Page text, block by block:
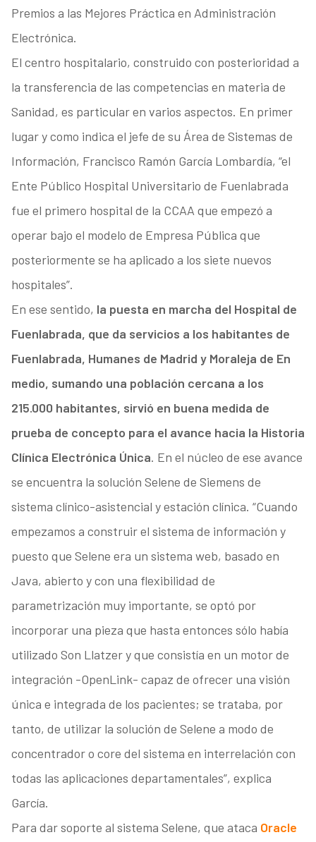
Premios a las Mejores Práctica en Administración
Electrónica.
El centro hospitalario, construido con posterioridad a
la transferencia de las competencias en materia de
Sanidad, es particular en varios aspectos. En primer
lugar y como indica el jefe de su Área de Sistemas de
Información, Francisco Ramón García Lombardía, “el
Ente Público Hospital Universitario de Fuenlabrada
fue el primero hospital de la CCAA que empezó a
operar bajo el modelo de Empresa Pública que
posteriormente se ha aplicado a los siete nuevos
hospitales”.
En ese sentido, la puesta en marcha del Hospital de
Fuenlabrada, que da servicios a los habitantes de
Fuenlabrada, Humanes de Madrid y Moraleja de En
medio, sumando una población cercana a los
215.000 habitantes, sirvió en buena medida de
prueba de concepto para el avance hacia la Historia
Clínica Electrónica Única. En el núcleo de ese avance
se encuentra la solución Selene de Siemens de
sistema clínico-asistencial y estación clínica. “Cuando
empezamos a construir el sistema de información y
puesto que Selene era un sistema web, basado en
Java, abierto y con una flexibilidad de
parametrización muy importante, se optó por
incorporar una pieza que hasta entonces sólo había
utilizado Son Llatzer y que consistía en un motor de
integración -OpenLink- capaz de ofrecer una visión
única e integrada de los pacientes; se trataba, por
tanto, de utilizar la solución de Selene a modo de
concentrador o core del sistema en interrelación con
todas las aplicaciones departamentales”, explica
García.
Para dar soporte al sistema Selene, que ataca Oracle